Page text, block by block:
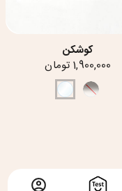
کوشکن
1,900,000 تومان